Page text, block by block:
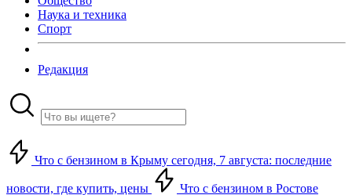
Наука и техника
Спорт
Редакция
Что с бензином в Крыму сегодня, 7 августа: последние
новости, где купить, цены Что с бензином в Ростове